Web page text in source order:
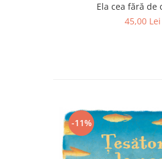
Ela cea fără de
45,00 Lei
-11%